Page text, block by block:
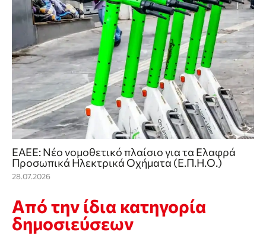
ΕΑΕΕ: Νέο νομοθετικό πλαίσιο για τα Ελαφρά
Προσωπικά Ηλεκτρικά Οχήματα (Ε.Π.Η.Ο.)
28.07.2026
Από την ίδια κατηγορία
δημοσιεύσεων